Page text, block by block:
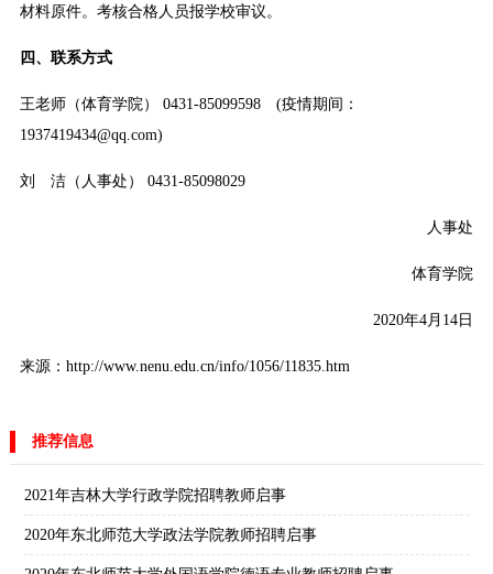
材料原件。考核合格人员报学校审议。
四、联系方式
王老师（体育学院） 0431-85099598 (疫情期间：
1937419434@qq.com)
刘 洁（人事处） 0431-85098029
人事处
体育学院
2020年4月14日
来源：http://www.nenu.edu.cn/info/1056/11835.htm
推荐信息
2021年吉林大学行政学院招聘教师启事
2020年东北师范大学政法学院教师招聘启事